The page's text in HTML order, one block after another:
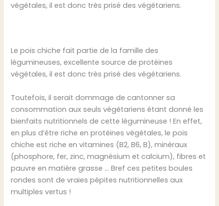
végétales, il est donc très prisé des végétariens.
Le pois chiche fait partie de la famille des
légumineuses, excellente source de protéines
végétales, il est donc très prisé des végétariens.
Toutefois, il serait dommage de cantonner sa
consommation aux seuls végétariens étant donné les
bienfaits nutritionnels de cette légumineuse ! En effet,
en plus d’être riche en protéines végétales, le pois
chiche est riche en vitamines (B2, B6, B), minéraux
(phosphore, fer, zinc, magnésium et calcium), fibres et
pauvre en matière grasse … Bref ces petites boules
rondes sont de vraies pépites nutritionnelles aux
multiples vertus !